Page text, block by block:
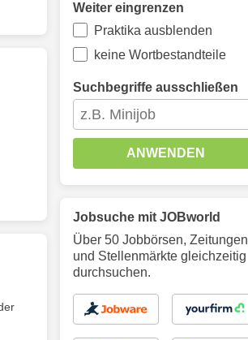
Weiter eingrenzen
Praktika ausblenden
keine Wortbestandteile
Suchbegriffe ausschließen
ANWENDEN
Jobsuche mit JOBworld
Über 50 Jobbörsen, Zeitungen
und Stellenmärkte gleichzeitig
durchsuchen.